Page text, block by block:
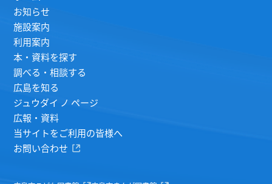
お知らせ
施設案内
利用案内
本・資料を探す
調べる・相談する
広島を知る
ジュウダイ ノ ページ
広報・資料
当サイトをご利用の皆様へ
お問い合わせ